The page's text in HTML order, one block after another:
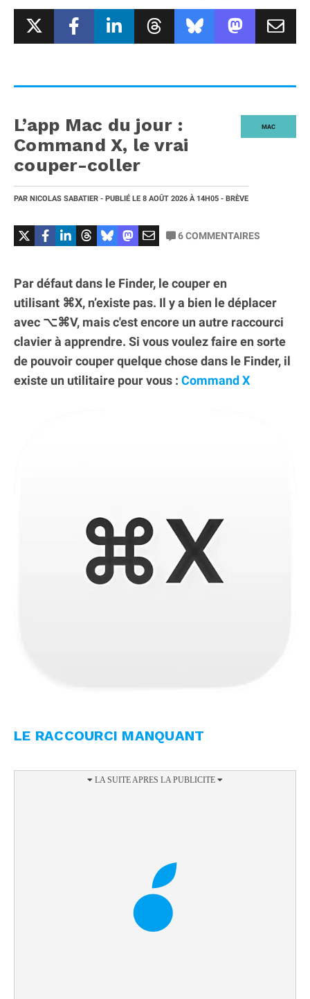
MAC
L’app Mac du jour :
Command X, le vrai
couper-coller
PAR NICOLAS SABATIER - PUBLIÉ LE 8 AOÛT 2026 À 14H05 - BRÈVE
6COMMENTAIRES
Par défaut dans le Finder, le couper en
utilisant ⌘X, n’existe pas. Il y a bien le déplacer
avec ⌥⌘V, mais c'est encore un autre raccourci
clavier à apprendre. Si vous voulez faire en sorte
de pouvoir couper quelque chose dans le Finder, il
existe un utilitaire pour vous : Command X
LE RACCOURCI MANQUANT